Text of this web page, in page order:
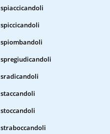
spiaccicandoli
spiccicandoli
spiombandoli
spregiudicandoli
sradicandoli
staccandoli
stoccandoli
straboccandoli